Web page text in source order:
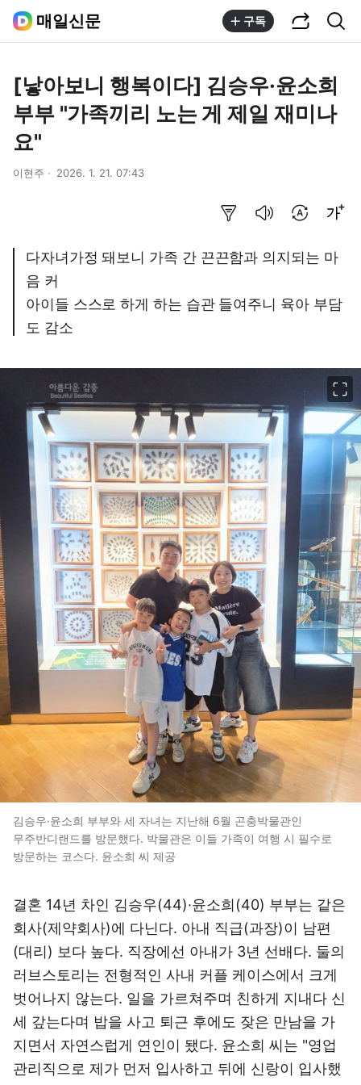
매일신문 구독
[낳아보니 행복이다] 김승우·윤소희
부부 "가족끼리 노는 게 제일 재미나
요"
이현주 2026. 1. 21. 07:43
다자녀가정 돼보니 가족 간 끈끈함과 의지되는 마
음 커
아이들 스스로 하게 하는 습관 들여주니 육아 부담
도 감소
김승우·윤소희 부부와 세 자녀는 지난해 6월 곤충박물관인
무주반디랜드를 방문했다. 박물관은 이들 가족이 여행 시 필수로
방문하는 코스다. 윤소희 씨 제공
결혼 14년 차인 김승우(44)·윤소희(40) 부부는 같은
회사(제약회사)에 다닌다. 아내 직급(과장)이 남편
(대리) 보다 높다. 직장에선 아내가 3년 선배다. 둘의
러브스토리는 전형적인 사내 커플 케이스에서 크게
벗어나지 않는다. 일을 가르쳐주며 친하게 지내다 신
세 갚는다며 밥을 사고 퇴근 후에도 잦은 만남을 가
지면서 자연스럽게 연인이 됐다. 윤소희 씨는 "영업
관리직으로 제가 먼저 입사하고 뒤에 신랑이 입사했